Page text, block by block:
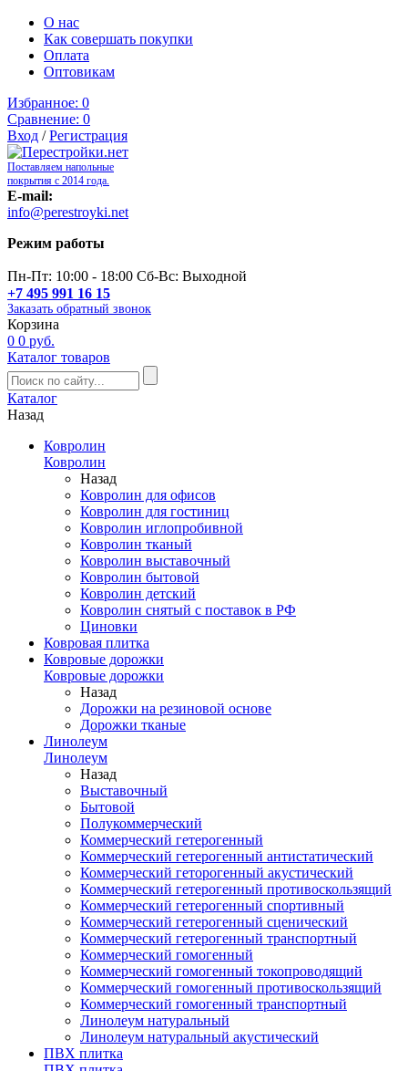
О нас
Как совершать покупки
Оплата
Оптовикам
Избранное: 0
Сравнение: 0
Вход /Регистрация
Поставляем напольные
покрытия с 2014 года.
E-mail:
info@perestroyki.net
Режим работы
Пн-Пт: 10:00 - 18:00 Сб-Вс: Выходной
+7 495 991 16 15
Заказать обратный звонок
Корзина
0 0 руб.
Каталог товаров
Каталог
Назад
Ковролин
Ковролин
Назад
Ковролин для офисов
Ковролин для гостиниц
Ковролин иглопробивной
Ковролин тканый
Ковролин выставочный
Ковролин бытовой
Ковролин детский
Ковролин снятый с поставок в РФ
Циновки
Ковровая плитка
Ковровые дорожки
Ковровые дорожки
Назад
Дорожки на резиновой основе
Дорожки тканые
Линолеум
Линолеум
Назад
Выставочный
Бытовой
Полукоммерческий
Коммерческий гетерогенный
Коммерческий гетерогенный антистатический
Коммерческий геторогенный акустический
Коммерческий гетерогенный противоскользящий
Коммерческий гетерогенный спортивный
Коммерческий гетерогенный сценический
Коммерческий гетерогенный транспортный
Коммерческий гомогенный
Коммерческий гомогенный токопроводящий
Коммерческий гомогенный противоскользящий
Коммерческий гомогенный транспортный
Линолеум натуральный
Линолеум натуральный акустический
ПВХ плитка